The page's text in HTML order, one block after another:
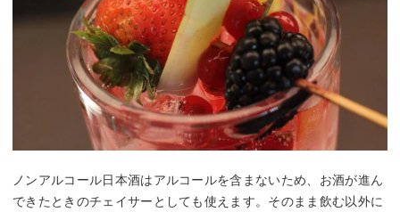
ノンアルコール日本酒はアルコールを含まないため、お酒が進ん
できたときのチェイサーとしても使えます。そのまま飲む以外に